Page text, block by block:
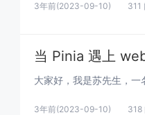
3年前(2023-09-10) 311
当 Pinia 遇上
3年前(2023-09-10) 318